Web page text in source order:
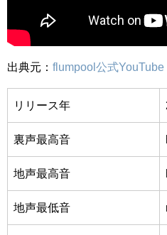
出典元： flumpool公式YouTube
リリース年
裏声最高音
地声最高音
地声最低音